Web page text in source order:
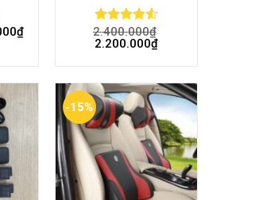
₫ Rated4.56
out of 5
2.400.000₫
2.200.000₫
-15%